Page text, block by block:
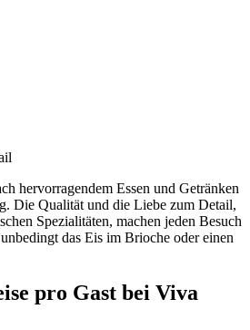
hervorragendem Essen und Getränken
Die Qualität und die Liebe zum Detail,
Spezialitäten, machen jeden Besuch
das Eis im Brioche oder einen
pro Gast bei Viva